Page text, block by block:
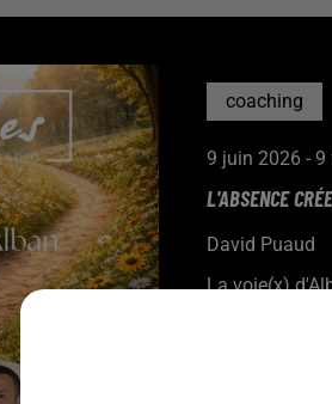
coaching
9 juin 2026 -
L'ABSENCE
David Puaud
La voie(x)
Tous les 15
nous amène
au sein